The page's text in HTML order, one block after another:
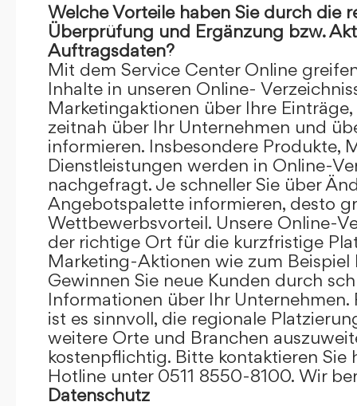
Welche Vorteile haben Sie durch die
Überprüfung und Ergänzung bzw.
Auftragsdaten?
Mit dem Service Center Online
Inhalte in unseren Online-
Marketingaktionen über Ihre
zeitnah über Ihr Unternehmen und
informieren. Insbesondere Produkte,
Dienstleistungen werden in Online-
nachgefragt. Je schneller Sie über
Angebotspalette informieren, desto
Wettbewerbsvorteil. Unsere Online-
der richtige Ort für die kurzfristige
Marketing-Aktionen wie zum Beispiel
Gewinnen Sie neue Kunden durch
Informationen über Ihr Unternehmen.
ist es sinnvoll, die regionale
weitere Orte und Branchen
kostenpflichtig. Bitte kontaktieren Sie
Hotline unter 0511 8550-8100. Wir
Datenschutz